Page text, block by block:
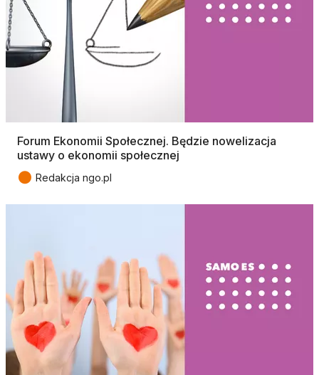
Forum Ekonomii Społecznej. Będzie nowelizacja
ustawy o ekonomii społecznej
● Redakcja ngo.pl